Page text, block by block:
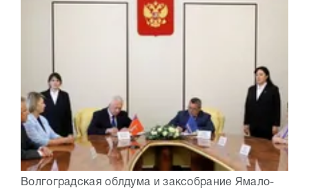
Волгоградская облдума и заксобрание Ямало-